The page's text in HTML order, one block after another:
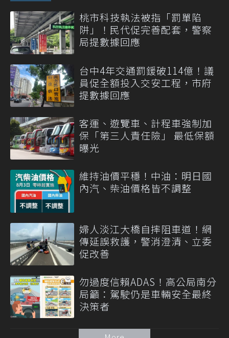
桃市科技執法被指「罰單陷
阱」！民代促完善配套，警察
局提數據回應
台中4年交通罰鍰破114億！議
員促全額投入交安工程，市府
提數據回應
客運、遊覽車、計程車強制加
保「第三人責任險」 最低保額
曝光
維持油價平穩！中油：明日國
內汽、柴油價格皆不調整
婦人淡江大橋自摔阻車道！網
傳延誤救護，警消澄清、立委
促改善
勿過度信賴ADAS！高公局南分
局籲：駕駛仍是車輛安全最終
決策者